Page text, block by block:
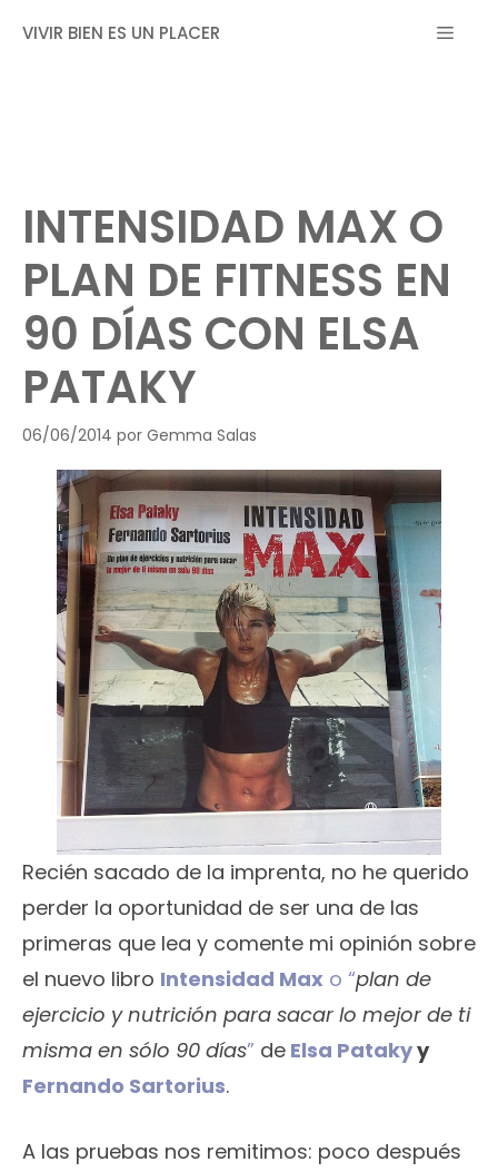
VIVIR BIEN ES UN PLACER MENÚ
INTENSIDAD MAX O
PLAN DE FITNESS EN
90 DÍAS CON ELSA
PATAKY
06/06/2014 por Gemma Salas
Recién sacado de la imprenta, no he querido
perder la oportunidad de ser una de las
primeras que lea y comente mi opinión sobre
el nuevo libro Intensidad Max o “plan de
ejercicio y nutrición para sacar lo mejor de ti
misma en sólo 90 días” de Elsa Patakyy
Fernando Sartorius.
A las pruebas nos remitimos: poco después